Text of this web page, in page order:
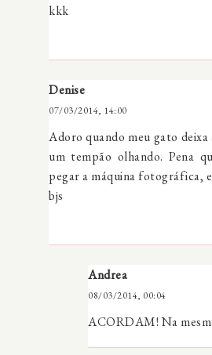
kkk
Denise
07/03/2014, 14:00
Adoro quando meu gato
um tempão olhando. Pena
pegar a máquina fotográfica,
bjs
Andrea
08/03/2014, 00:04
ACORDAM! Na